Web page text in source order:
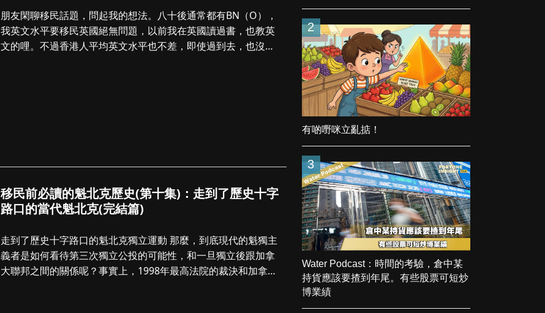
朋友閑聊移民話題，問起我的想法。八十後通常都有BN（O），
我英文水平要移民英國絕無問題，以前我在英國讀過書，也教英
文的哩。不過香港人平均英文水平也不差，即使過到去，也沒有
移民前必讀的魁北克歷史(第十集)：走到了歷史十字
路口的當代魁北克(完結篇)
走到了歷史十字路口的魁北克獨立運動 那麼，到底現代的魁獨主
義者是如何看待第三次獨立公投的可能性，和一旦獨立後跟加拿
大聯邦之間的關係呢？事實上，1998年最高法院的裁決和加拿大
2
有啲嘢咪立亂掂！
3
Water Podcast：時間的考驗，倉中某
持貨應該要揸到年尾。有些股票可短炒
博業績